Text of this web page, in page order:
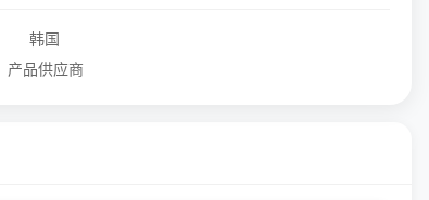
韩国
产品供应商